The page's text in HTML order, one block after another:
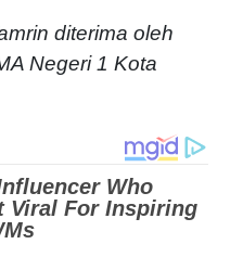
diterima oleh
Negeri 1 Kota